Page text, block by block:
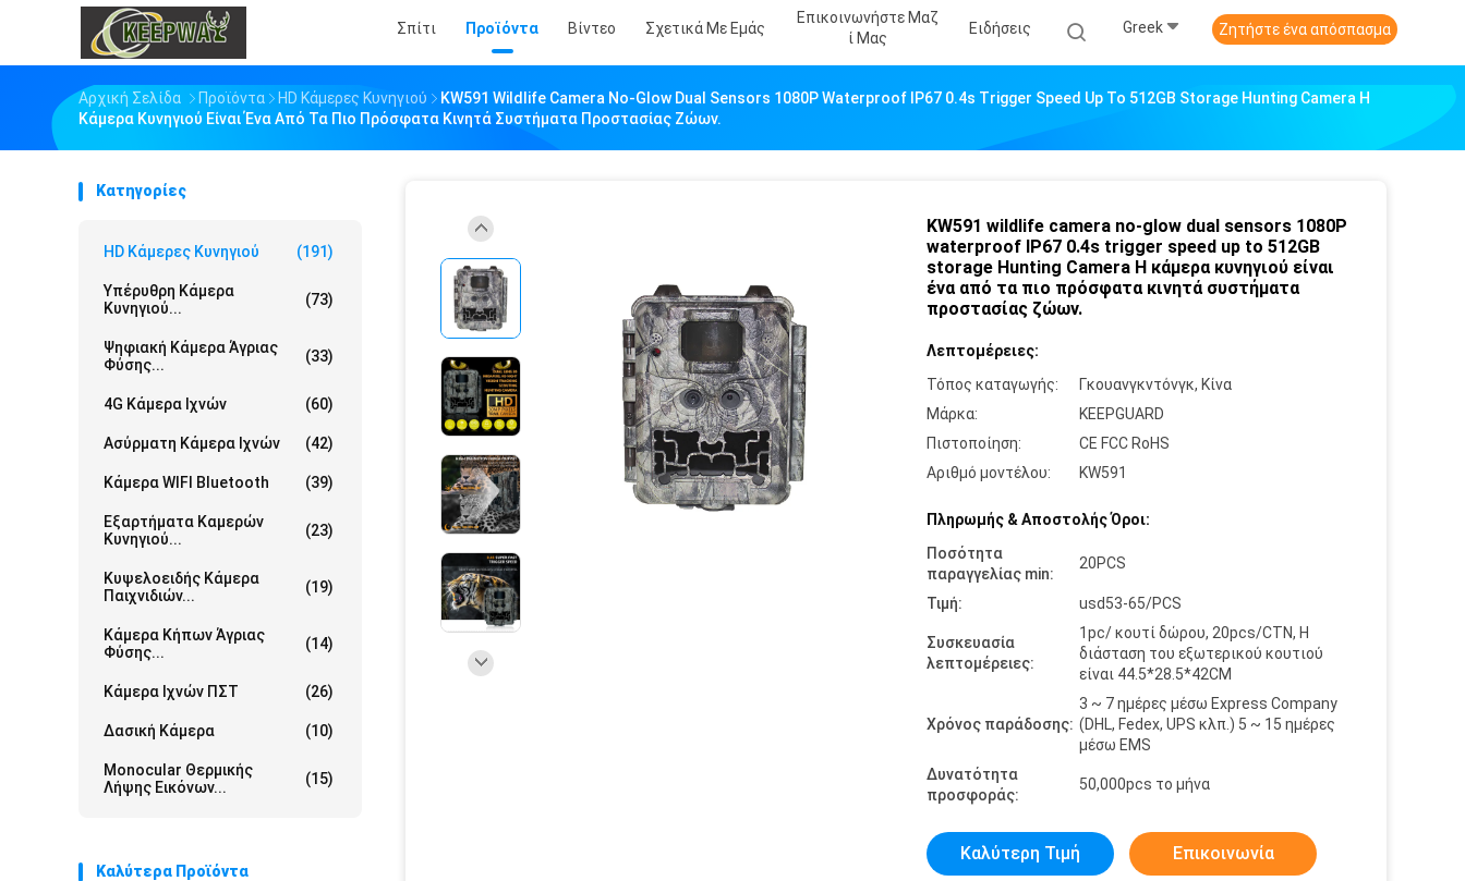
Σπίτι Προϊόντα Βίντεο Σχετικά Με Εμάς
Επικοινωνήστε Μαζ
Ί Μας
Ειδήσεις Greek Ζητήστε ένα απόσπασμα
Αρχική Σελίδα Προϊόντα HD Κάμερες Κυνηγιού
KW591 Wildlife Camera No-Glow Dual Sensors 1080P Waterproof IP67 0.4s Trigger Speed Up To 512GB Storage Hunting Camera Η
Κάμερα Κυνηγιού Είναι Ένα Από Τα Πιο Πρόσφατα Κινητά Συστήματα Προστασίας Ζώων.
Κατηγορίες
HD Κάμερες Κυνηγιού (191)
Υπέρυθρη Κάμερα
Κυνηγιού...
(73)
Ψηφιακή Κάμερα Άγριας
Φύσης...
(33)
4G Κάμερα Ιχνών (60)
Ασύρματη Κάμερα Ιχνών (42)
Κάμερα WIFI Bluetooth (39)
Εξαρτήματα Καμερών
Κυνηγιού...
(23)
Κυψελοειδής Κάμερα
Παιχνιδιών...
(19)
Κάμερα Κήπων Άγριας
Φύσης...
(14)
Κάμερα Ιχνών ΠΣΤ (26)
Δασική Κάμερα (10)
Monocular Θερμικής
Λήψης Εικόνων...
(15)
Καλύτερα Προϊόντα
KW591 wildlife camera no-glow dual sensors 1080P
waterproof IP67 0.4s trigger speed up to 512GB
storage Hunting Camera Η κάμερα κυνηγιού είναι
ένα από τα πιο πρόσφατα κινητά συστήματα
προστασίας ζώων.
Λεπτομέρειες:
Τόπος καταγωγής:
Γκουανγκντόνγκ, Κίνα
Μάρκα:
KEEPGUARD
Πιστοποίηση:
CE FCC RoHS
Αριθμό μοντέλου:
KW591
Πληρωμής & Αποστολής Όροι:
Ποσότητα
παραγγελίας min:
20PCS
Τιμή: usd53-65/PCS
Συσκευασία
λεπτομέρειες:
1pc/ κουτί δώρου, 20pcs/CTN, Η
διάσταση του εξωτερικού κουτιού
είναι 44.5*28.5*42CM
Χρόνος παράδοσης:
3 ~ 7 ημέρες μέσω Express Company
(DHL, Fedex, UPS κλπ.) 5 ~ 15 ημέρες
μέσω EMS
Δυνατότητα
προσφοράς:
50,000pcs το μήνα
Καλύτερη Τιμή Επικοινωνία